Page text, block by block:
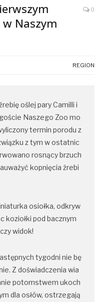
Naszym
0
REGION
oślej pary Camilli i
Naszego Zoo mo
termin porodu z
z tym w ostatnic
rosnący brzuch
kopnięcia źrebi
osiołka, odkryw
koziołki pod bacznym
widok!
tygodni nie bę
Z doświadczenia wia
potomstwem ukoch
dla osłów, ostrzegają